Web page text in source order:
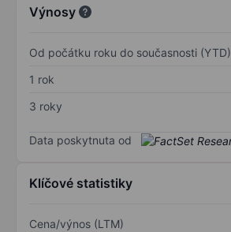
Výnosy
Od počátku roku do současnosti (YTD)
1 rok
3 roky
Data poskytnuta od
Klíčové statistiky
Cena/výnos (LTM)